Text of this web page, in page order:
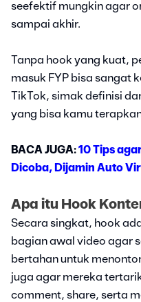
seefektif mungkin agar
sampai akhir.
Tanpa hook yang kuat,
masuk FYP bisa sangat
TikTok, simak definisi
yang bisa kamu
BACA JUGA:10 Tips
Dicoba, Dijamin Auto
Apa itu Hook
Secara singkat, hook
bagian awal video agar
bertahan untuk
juga agar mereka
comment, share, serta